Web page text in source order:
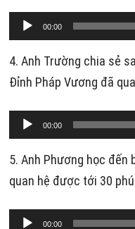
Trình
phát
âm
thanh
00:00
4. Anh Trường chia sẻ
Đỉnh Pháp Vương đã
Trình
phát
âm
thanh
00:00
5. Anh Phương học
quan hệ được tới 30
Trình
00:00